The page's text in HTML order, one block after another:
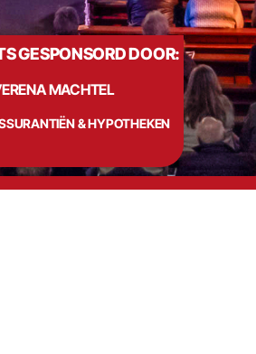
GESPONSORD DOOR:
MACHTEL
& HYPOTHEKEN